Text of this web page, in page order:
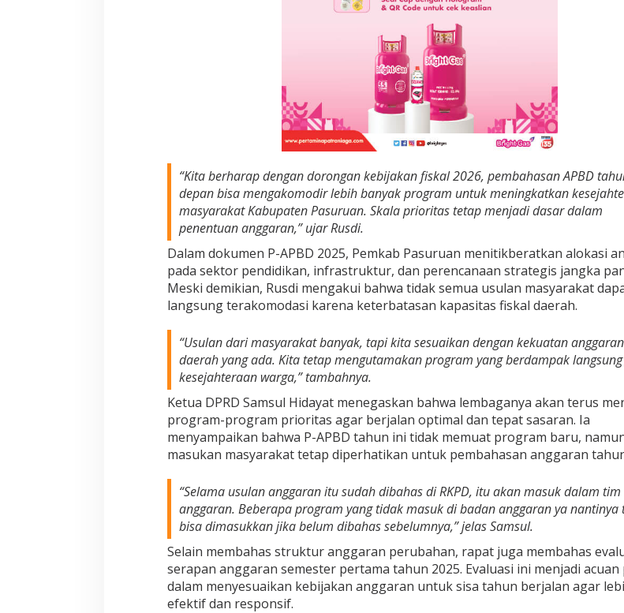
r
i
t
a
s
“Kita berharap dengan dorongan kebijakan fiskal 2026, pembahasan APBD
depan bisa mengakomodir lebih banyak program untuk meningkatkan
masyarakat Kabupaten Pasuruan. Skala prioritas tetap menjadi dasar dalam
penentuan anggaran,” ujar Rusdi.
Dalam dokumen P-APBD 2025, Pemkab Pasuruan menitikberatkan alokasi
pada sektor pendidikan, infrastruktur, dan perencanaan strategis jangka
Meski demikian, Rusdi mengakui bahwa tidak semua usulan masyarakat
langsung terakomodasi karena keterbatasan kapasitas fiskal daerah.
“Usulan dari masyarakat banyak, tapi kita sesuaikan dengan kekuatan anggaran
daerah yang ada. Kita tetap mengutamakan program yang berdampak
kesejahteraan warga,” tambahnya.
Ketua DPRD Samsul Hidayat menegaskan bahwa lembaganya akan terus
program-program prioritas agar berjalan optimal dan tepat sasaran. Ia
menyampaikan bahwa P-APBD tahun ini tidak memuat program baru,
masukan masyarakat tetap diperhatikan untuk pembahasan anggaran
“Selama usulan anggaran itu sudah dibahas di RKPD, itu akan masuk dalam tim
anggaran. Beberapa program yang tidak masuk di badan anggaran ya nantinya
bisa dimasukkan jika belum dibahas sebelumnya,” jelas Samsul.
Selain membahas struktur anggaran perubahan, rapat juga membahas
serapan anggaran semester pertama tahun 2025. Evaluasi ini menjadi
dalam menyesuaikan kebijakan anggaran untuk sisa tahun berjalan agar
efektif dan responsif.